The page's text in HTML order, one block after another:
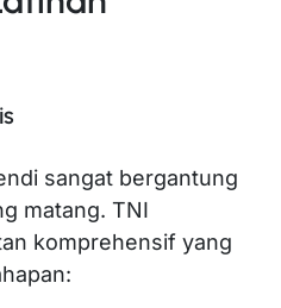
sangat bergantung
matang. TNI
komprehensif yang